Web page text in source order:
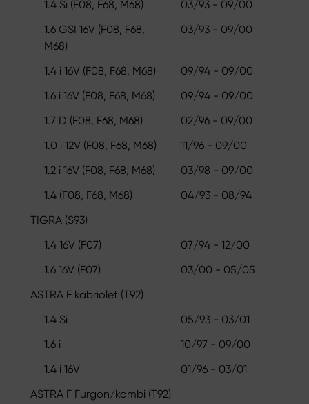
1.4 Si (F08, F68, M68)
03/93 - 09/00
1.6 GSI 16V (F08, F68,
M68)
03/93 - 09/00
1.4 i 16V (F08, F68, M68)
09/94 - 09/00
1.6 i 16V (F08, F68, M68)
09/94 - 09/00
1.7 D (F08, F68, M68)
02/96 - 09/00
1.0 i 12V (F08, F68, M68)
11/96 - 09/00
1.2 i 16V (F08, F68, M68)
03/98 - 09/00
1.4 (F08, F68, M68)
04/93 - 08/94
TIGRA (S93)
1.4 16V (F07)
07/94 - 12/00
1.6 16V (F07)
03/00 - 05/05
ASTRA F kabriolet (T92)
1.4 Si
05/93 - 03/01
1.6 i
10/97 - 09/00
1.4 i 16V
01/96 - 03/01
ASTRA F Furgon/kombi (T92)